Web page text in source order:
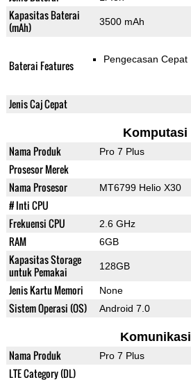
Kapasitas Baterai
(mAh)
3500 mAh
Baterai Features Pengecasan Cepat
Jenis Caj Cepat
Komputasi
Nama Produk Pro 7 Plus
Prosesor Merek
Nama Prosesor MT6799 Helio X30
# Inti CPU
Frekuensi CPU 2.6 GHz
RAM 6GB
Kapasitas Storage
untuk Pemakai
128GB
Jenis Kartu Memori None
Sistem Operasi (OS) Android 7.0
Komunikasi
Nama Produk Pro 7 Plus
LTE Category (DL)